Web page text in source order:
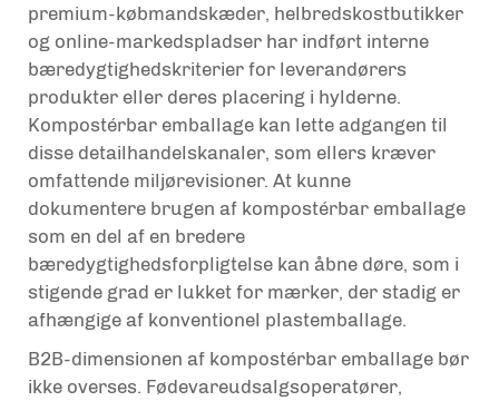
premium-købmandskæder, helbredskostbutikker
og online-markedspladser har indført interne
bæredygtighedskriterier for leverandørers
produkter eller deres placering i hylderne.
Kompostérbar emballage kan lette adgangen til
disse detailhandelskanaler, som ellers kræver
omfattende miljørevisioner. At kunne
dokumentere brugen af kompostérbar emballage
som en del af en bredere
bæredygtighedsforpligtelse kan åbne døre, som i
stigende grad er lukket for mærker, der stadig er
afhængige af konventionel plastemballage.
B2B-dimensionen af kompostérbar emballage bør
ikke overses. Fødevareudsalgsoperatører,